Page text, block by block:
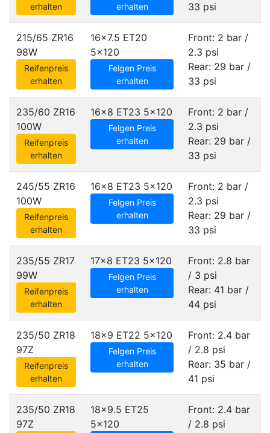
erhalten
erhalten
33 psi
215/65 ZR16
98W
Reifenpreis
erhalten
16x7.5 ET20
5x120
Felgen Preis
erhalten
Front: 2 bar /
2.3 psi
Rear: 29 bar /
33 psi
235/60 ZR16
100W
Reifenpreis
erhalten
16x8 ET23 5x120
Felgen Preis
erhalten
Front: 2 bar /
2.3 psi
Rear: 29 bar /
33 psi
245/55 ZR16
100W
Reifenpreis
erhalten
16x8 ET23 5x120
Felgen Preis
erhalten
Front: 2 bar /
2.3 psi
Rear: 29 bar /
33 psi
235/55 ZR17
99W
Reifenpreis
erhalten
17x8 ET23 5x120
Felgen Preis
erhalten
Front: 2.8 bar
/ 3 psi
Rear: 41 bar /
44 psi
235/50 ZR18
97Z
Reifenpreis
erhalten
18x9 ET22 5x120
Felgen Preis
erhalten
Front: 2.4 bar
/ 2.8 psi
Rear: 35 bar /
41 psi
235/50 ZR18
97Z
18x9.5 ET25
5x120
Front: 2.4 bar
/ 2.8 psi